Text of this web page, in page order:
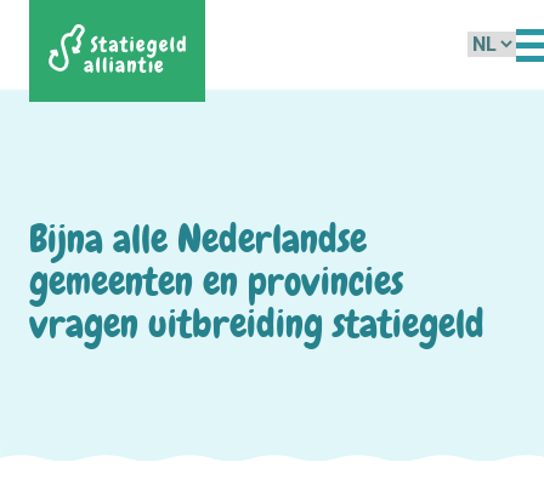
Kies
Bijna alle Nederlandse
gemeenten en provincies
vragen uitbreiding statiegeld